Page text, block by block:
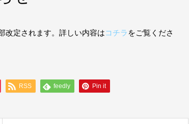
改定されます。詳しい内容はコチラ をご覧くださ
RSS feedly Pin it